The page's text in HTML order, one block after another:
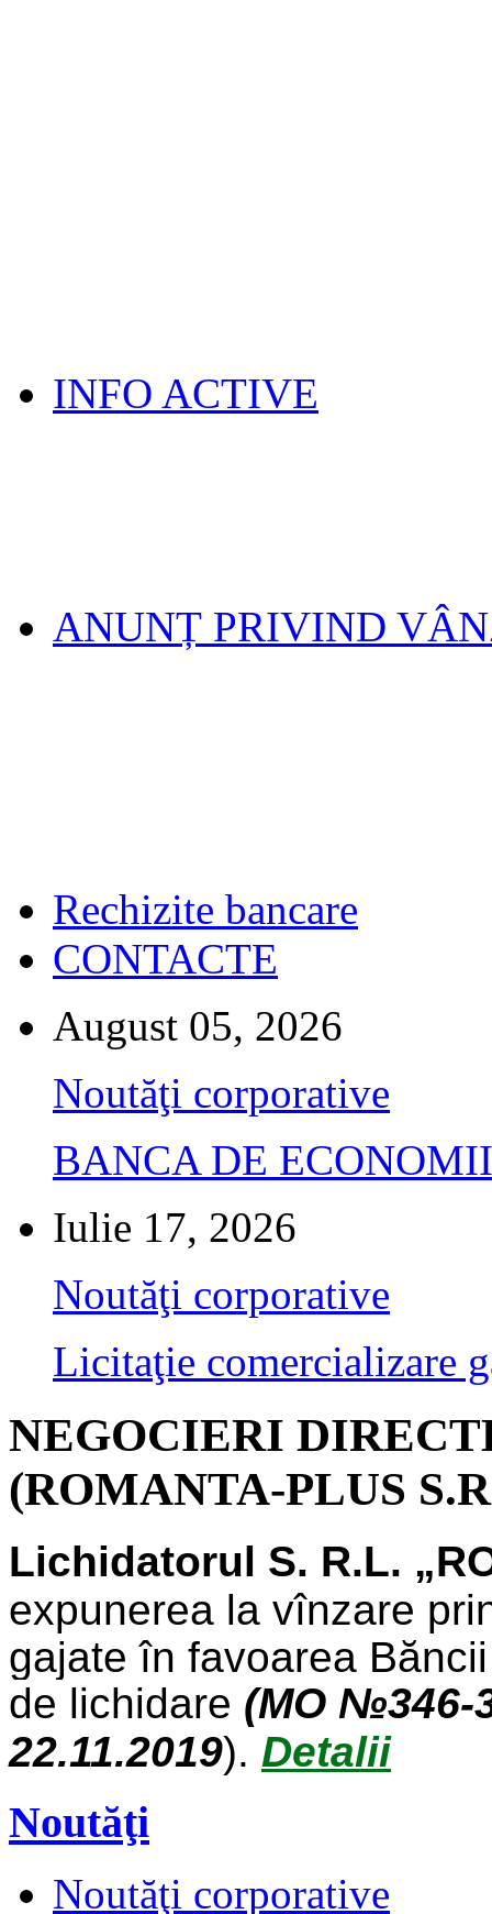
INFO ACTIVE
ANUNȚ PRIVIND
Rechizite bancare
CONTACTE
August 05, 2026
Noutăţi corporative
BANCA DE
Iulie 17, 2026
Noutăţi corporative
Licitaţie comercializare
NEGOCIERI
(ROMANTA-PLUS
Lichidatorul S. R.L.
expunerea la vînzare
gajate în favoarea
de lichidare (MO №346-
22.11.2019). Detalii
Noutăţi
Noutăţi corporative